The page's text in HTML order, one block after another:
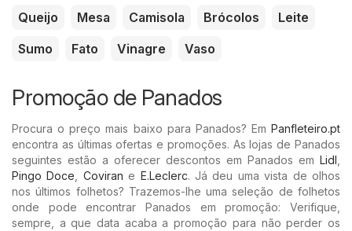
Queijo
Mesa Camisola Brócolos
Leite
Sumo
Fato Vinagre Vaso
Promoção de Panados
Procura o preço mais baixo para Panados? Em Panfleteiro.pt
encontra as últimas ofertas e promoções. As lojas de Panados
seguintes estão a oferecer descontos em Panados em Lidl
Pingo Doce
Coviran e E.Leclerc. Já deu uma vista de olhos
nos últimos folhetos? Trazemos-lhe uma seleção de folhetos
onde pode encontrar Panados em promoção: Verifique,
sempre, a que data acaba a promoção para não perder os